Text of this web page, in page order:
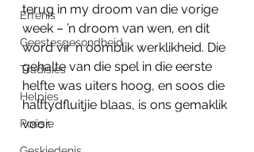
Erfenis
Geestesgesondheid
Tradisies
Helpies
Poësie
terug in my droom van die vorige
week – ’n droom van wen, en dit
word vir ’n oomblik werklikheid. Die
gehalte van die spel in die eerste
helfte was uiters hoog, en soos die
halftydfluitjie blaas, is ons gemaklik
voor.